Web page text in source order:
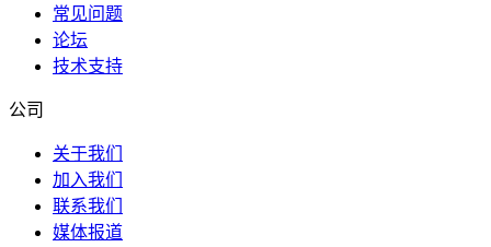
常见问题
论坛
技术支持
公司
关于我们
加入我们
联系我们
媒体报道